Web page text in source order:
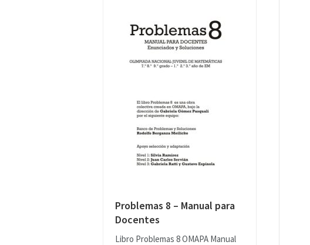
Problemas 8 – Manual para
Docentes
Libro Problemas 8 OMAPA Manual